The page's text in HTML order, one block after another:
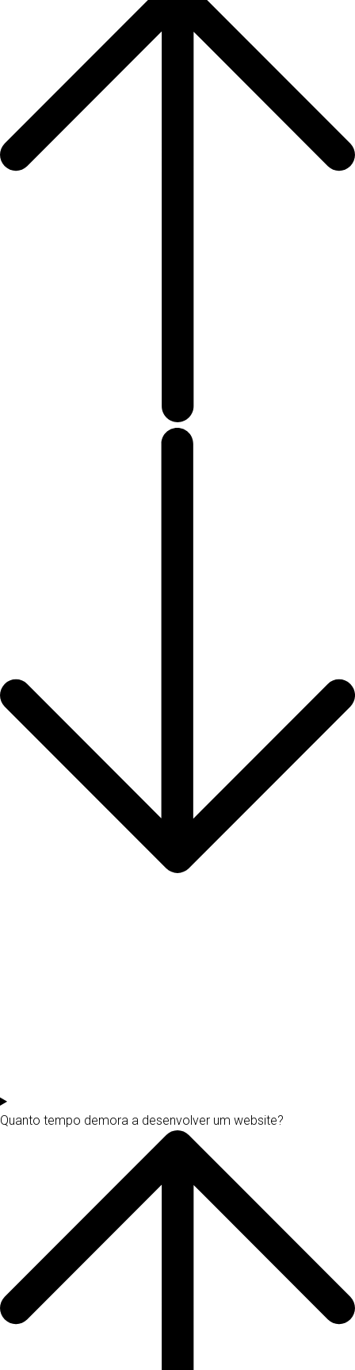
Quanto tempo demora a desenvolver um website?